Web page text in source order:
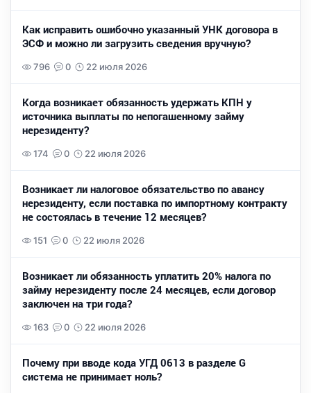
Как исправить ошибочно указанный УНК договора в
ЭСФ и можно ли загрузить сведения вручную?
796 0 22 июля 2026
Когда возникает обязанность удержать КПН у
источника выплаты по непогашенному займу
нерезиденту?
174 0 22 июля 2026
Возникает ли налоговое обязательство по авансу
нерезиденту, если поставка по импортному контракту
не состоялась в течение 12 месяцев?
151 0 22 июля 2026
Возникает ли обязанность уплатить 20% налога по
займу нерезиденту после 24 месяцев, если договор
заключен на три года?
163 0 22 июля 2026
Почему при вводе кода УГД 0613 в разделе G
система не принимает ноль?